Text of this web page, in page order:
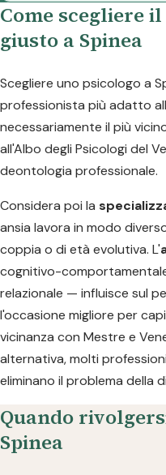
Come scegliere
giusto a Spinea
Scegliere uno psicologo a
professionista più adatto
necessariamente il più
all'Albo degli Psicologi del
deontologia professionale.
Considera poi la
ansia lavora in modo
coppia o di età evolutiva. L'
cognitivo-
relazionale — influisce sul
l'occasione migliore per
vicinanza con Mestre e
alternativa, molti
eliminano il problema della
Quando
Spinea